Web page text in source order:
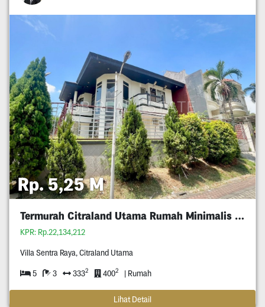
Rp. 5,25 M
Termurah Citraland Utama Rumah Minimalis 5M An
KPR: Rp.22,134,212
Villa Sentra Raya, Citraland Utama
5 3 3332 4002 | Rumah
Lihat Detail